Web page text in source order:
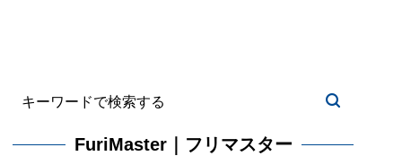
FuriMaster｜フリマスター